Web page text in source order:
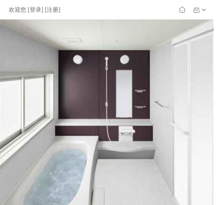
欢迎您 [登录] [注册]